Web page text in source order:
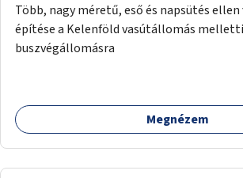
Több, nagy méretű, eső és napsütés
építése a Kelenföld vasútállomás
buszvégállomásra
Megnézem